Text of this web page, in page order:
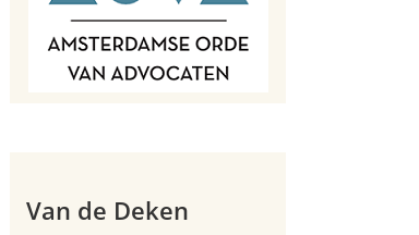
Van de Deken